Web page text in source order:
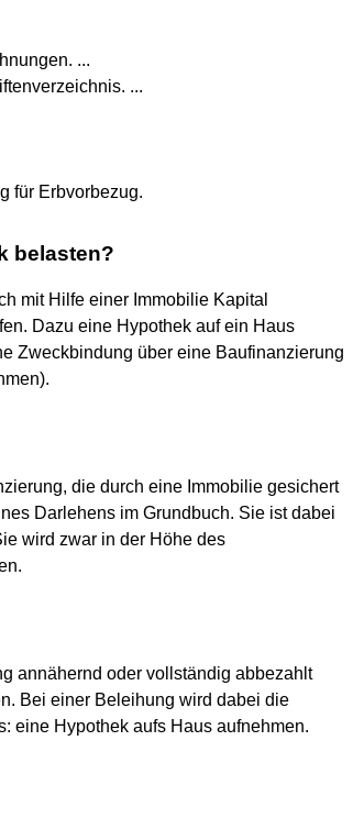
...
...
für Erbvorbezug.
belasten?
mit Hilfe einer Immobilie Kapital
Dazu eine Hypothek auf ein Haus
Zweckbindung über eine Baufinanzierung
die durch eine Immobilie gesichert
Darlehens im Grundbuch. Sie ist dabei
wird zwar in der Höhe des
annähernd oder vollständig abbezahlt
Bei einer Beleihung wird dabei die
eine Hypothek aufs Haus aufnehmen.